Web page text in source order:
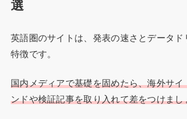
選
英語圏のサイトは、発表の速さとデータド
特徴です。
国内メディアで基礎を固めたら、海外サイ
ンドや検証記事を取り入れて差をつけまし